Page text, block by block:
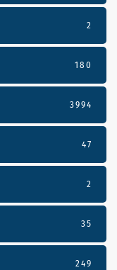
2
180
3994
47
2
35
249